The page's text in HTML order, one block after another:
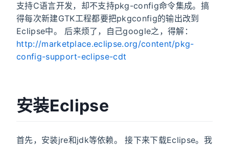
支持C语言开发，却不支持pkg-config命令集成。搞
得每次新建GTK工程都要把pkgconfig的输出改到
Eclipse中。 后来烦了，自己google之，得解：
http://marketplace.eclipse.org/content/pkg-
config-support-eclipse-cdt
安装Eclipse
首先，安装jre和jdk等依赖。 接下来下载Eclipse。我